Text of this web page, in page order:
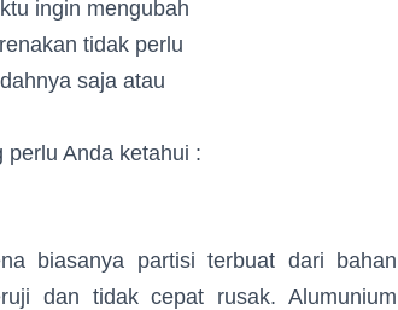
ingin mengubah
tidak perlu
saja atau
Anda ketahui :
partisi terbuat dari bahan
dan tidak cepat rusak. Alumunium